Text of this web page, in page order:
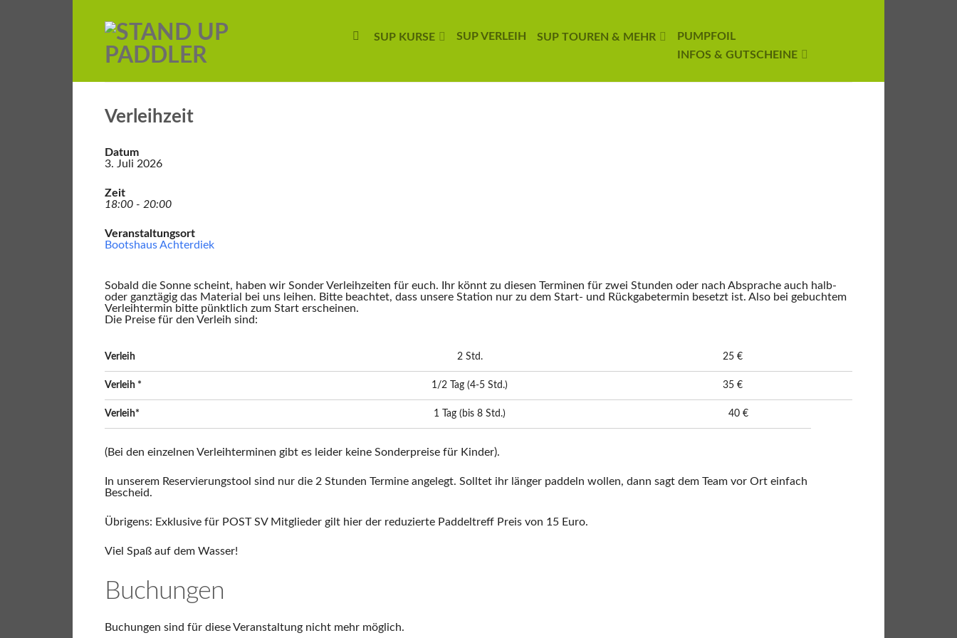
SUP KURSE SUP VERLEIH SUP TOUREN & MEHR
PUMPFOIL
INFOS & GUTSCHEINE
Verleihzeit
Datum
3. Juli 2026
Zeit
18:00 - 20:00
Veranstaltungsort
Bootshaus Achterdiek
Sobald die Sonne scheint, haben wir Sonder Verleihzeiten für euch. Ihr könnt zu diesen Terminen für zwei Stunden oder nach Absprache auch halb-
oder ganztägig das Material bei uns leihen. Bitte beachtet, dass unsere Station nur zu dem Start- und Rückgabetermin besetzt ist. Also bei gebuchtem
Verleihtermin bitte pünktlich zum Start erscheinen.
Die Preise für den Verleih sind:
Verleih 2 Std. 25 €
Verleih * 1/2 Tag (4-5 Std.) 35 €
Verleih* 1 Tag (bis 8 Std.) 40 €
(Bei den einzelnen Verleihterminen gibt es leider keine Sonderpreise für Kinder).
In unserem Reservierungstool sind nur die 2 Stunden Termine angelegt. Solltet ihr länger paddeln wollen, dann sagt dem Team vor Ort einfach
Bescheid.
Übrigens: Exklusive für POST SV Mitglieder gilt hier der reduzierte Paddeltreff Preis von 15 Euro.
Viel Spaß auf dem Wasser!
Buchungen
Buchungen sind für diese Veranstaltung nicht mehr möglich.